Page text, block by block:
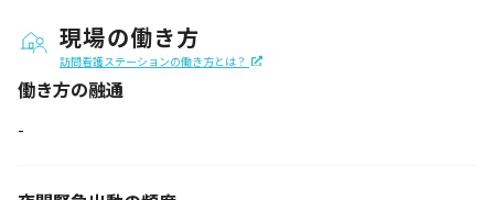
現場の働き方
訪問看護ステーションの働き方とは？
働き方の融通
-